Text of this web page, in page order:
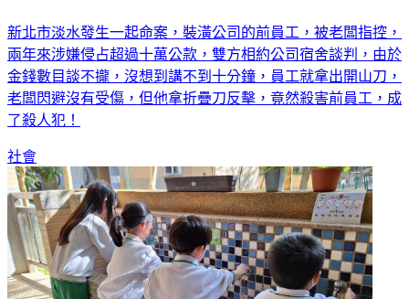
新北市淡水發生一起命案，裝潢公司的前員工，被老闆指控，
兩年來涉嫌侵占超過十萬公款，雙方相約公司宿舍談判，由於
金錢數目談不攏，沒想到講不到十分鐘，員工就拿出開山刀，
老闆閃避沒有受傷，但他拿折疊刀反擊，竟然殺害前員工，成
了殺人犯！
社會